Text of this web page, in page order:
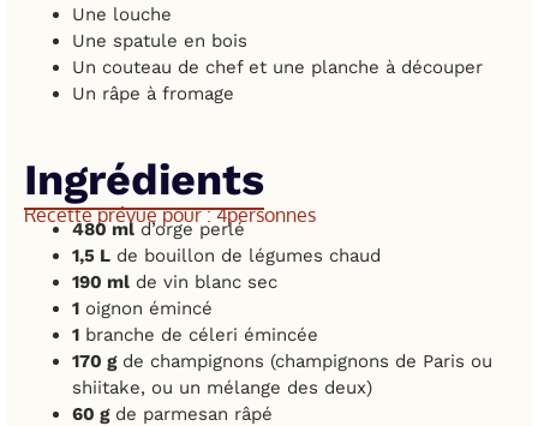
Une louche
Une spatule en bois
Un couteau de chef et une planche à découper
Un râpe à fromage
Ingrédients
Recette prévue pour : 4personnes
480 mld’orge perlé
1,5 L de bouillon de légumes chaud
190 ml de vin blanc sec
1 oignon émincé
1 branche de céleri émincée
170 gde champignons (champignons de Paris ou
shiitake, ou un mélange des deux)
60 gde parmesan râpé